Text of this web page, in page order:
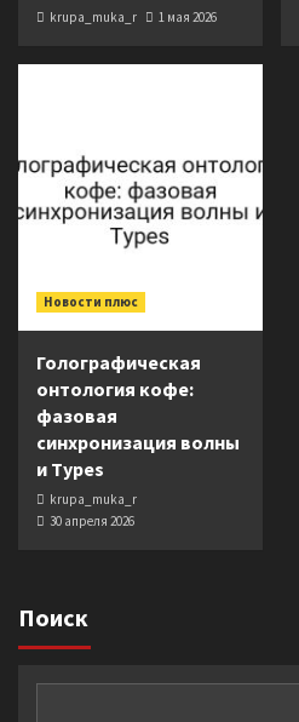
krupa_muka_r 1 мая 2026
Новости плюс
Голографическая
онтология кофе:
фазовая
синхронизация волны
и Types
krupa_muka_r
30 апреля 2026
Поиск